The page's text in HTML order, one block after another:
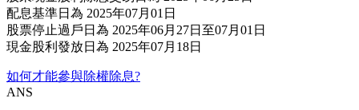
配息基準日為 2025年07月01日
股票停止過戶日為 2025年06月27日至07月01日
現金股利發放日為 2025年07月18日
如何才能參與除權除息?
ANS